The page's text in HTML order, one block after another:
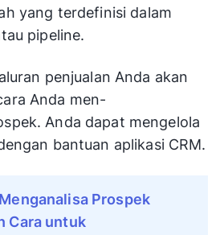
yang terdefinisi dalam
pipeline.
penjualan Anda akan
Anda men-
Anda dapat mengelola
bantuan aplikasi CRM.
Prospek
Cara untuk